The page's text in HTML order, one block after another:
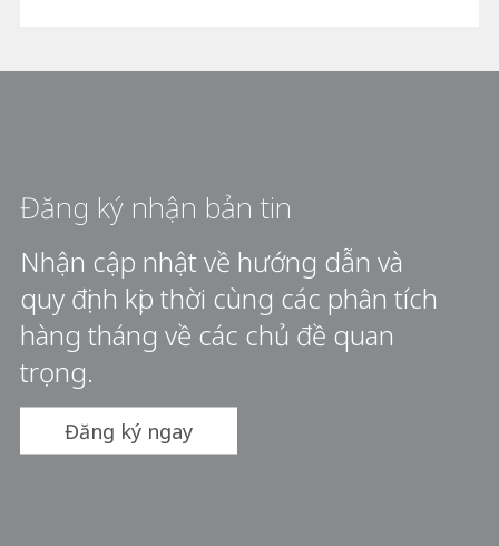
Đăng ký nhận bản tin
Nhận cập nhật về hướng dẫn và
quy định kịp thời cùng các phân tích
hàng tháng về các chủ đề quan
trọng.
Đăng ký ngay